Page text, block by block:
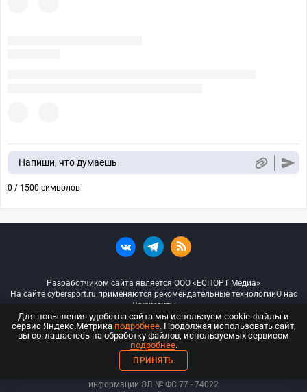
Напиши, что думаешь
0 / 1500 символов
Разработчиком сайта является ООО «ЕСПОРТ Медиа»
На сайте cybersport.ru применяются рекомендательные технологииО нас
Документы
© ООО «Киберспорт.ру» — Все права защищены
18+
ООО «Киберспорт.ру». Свидетельство о регистрации средств массовой
информации ЭЛ № ФС 77 - 74022
Для повышения удобства сайта мы используем cookie-файлы и
сервис Яндекс.Метрика подробнее. Продолжая использовать сайт,
вы соглашаетесь на обработку файлов, используемых сервисом
подробнее.
ПРИНЯТЬ